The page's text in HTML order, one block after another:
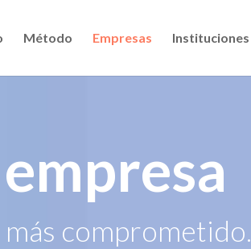
Método Empresas Instituciones
más comprometido.